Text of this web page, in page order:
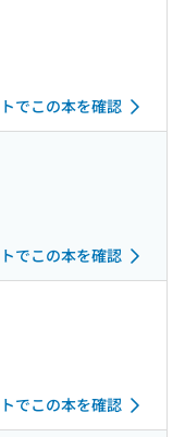
でこの本を確認
でこの本を確認
でこの本を確認